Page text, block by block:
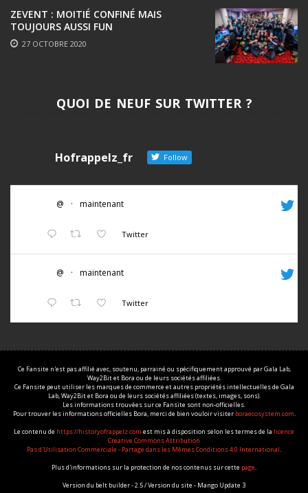
ZEVENT : MOITIÉ CONFINÉ MAIS
TOUJOURS AUSSI FUN
27 OCTOBRE 2020
QUOI DE NEUF SUR TWITTER ?
Hofrappelz_fr Follow
@ · maintenant
Twitter
@ · maintenant
Twitter
Ce Fansite n'est pas affilié avec, soutenu, parrainé ou spécifiquement approuvé par Gala Lab,
Way2Bit et Bora ou de leurs sociétés affiliées.
Ce Fansite peut utiliser les marques de commerce et autres propriétés intellectuelles de Gala
Lab, Way2Bit et Bora ou de leurs sociétés affiliées (textes, images, sons).
Les informations trouvées sur ce Fansite sont non-officielles.
Pour trouver les informations officielles Bora, merci de bien vouloir visiter boraecosystem.com
Le contenu de https://historyofrappelz.com est mis à disposition selon les termes de la licence
Creative Commons Attribution
Pas d'Utilisation Commerciale - Partage dans les Mêmes Conditions 4.0 International
Plus d'informations sur la protection de nos contenus sur cette page
Version du belt builder - 2.5 / Version du site - Mango Update 3